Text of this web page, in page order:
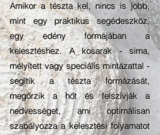
Amikor a tészta kel, nincs is jobb,
mint egy praktikus segédeszköz,
egy edény formájában a
kelesztéshez. A kosarak - sima,
mélyített vagy speciális mintázattal -
segítik a tészta formázását,
megőrzik a hőt és felszívják a
nedvességet, ami optimálisan
szabályozza a kelesztési folyamatot